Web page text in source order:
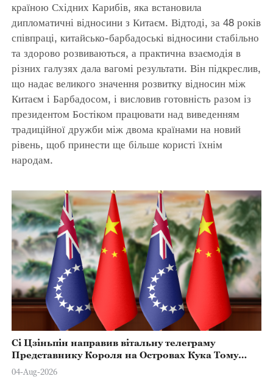
країною Східних Карибів, яка встановила
дипломатичні відносини з Китаєм. Відтоді, за 48 років
співпраці, китайсько-барбадоські відносини стабільно
та здорово розвиваються, а практична взаємодія в
різних галузях дала вагомі результати. Він підкреслив,
що надає великого значення розвитку відносин між
Китаєм і Барбадосом, і висловив готовність разом із
президентом Бостіком працювати над виведенням
традиційної дружби між двома країнами на новий
рівень, щоб принести ще більше користі їхнім
народам.
Сі Цзіньпін направив вітальну телеграму
Представнику Короля на Островах Кука Тому
Марстерсу з нагоди Дня Конституції
04-Aug-2026